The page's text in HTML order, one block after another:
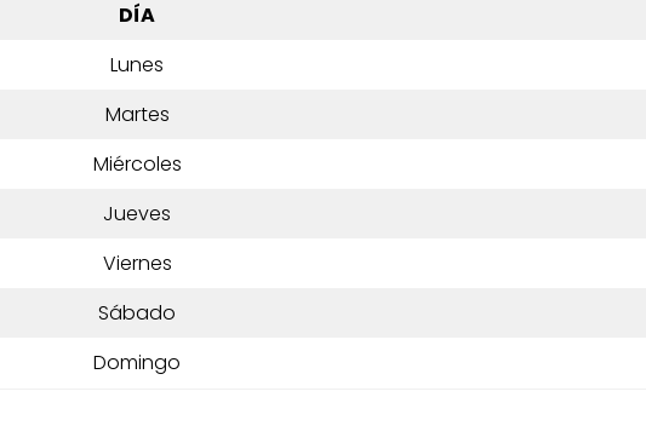
DÍA
Lunes
Martes
Miércoles
Jueves
Viernes
Sábado
Domingo